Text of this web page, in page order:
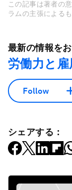
この記事は著者の
ラムの主張による
最新の情報を
労働力と雇
Follow
シェアする：